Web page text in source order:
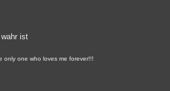
ist
only one who loves me forever!!!